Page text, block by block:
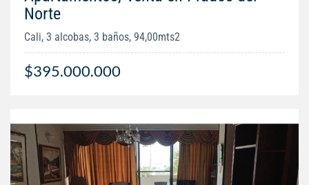
Norte
Cali, 3 alcobas, 3 baños, 94,00mts2
$395.000.000